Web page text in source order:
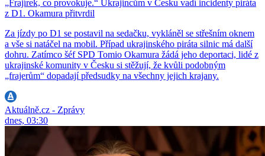
„Frajírek, co provokuje.“ Ukrajincům v Česku vadí incidenty piráta
z D1. Okamura přitvrdil
Za jízdy po D1 se postavil na sedačku, vykláněl se střešním oknem
a vše si natáčel na mobil. Případ ukrajinského piráta silnic má další
dohru. Zatímco šéf SPD Tomio Okamura žádá jeho deportaci, lidé z
ukrajinské komunity v Česku si stěžují, že kvůli podobným
„frajerům“ dopadají předsudky na všechny jejich krajany.
Aktuálně.cz - Zprávy
dnes, 03:30